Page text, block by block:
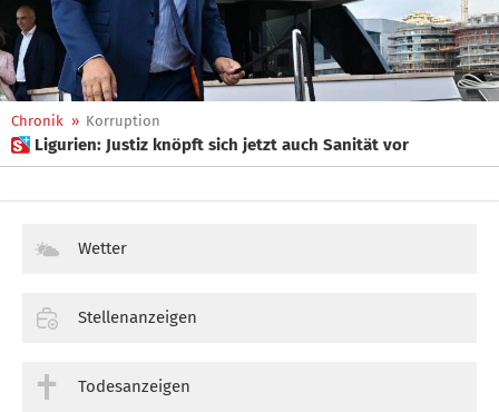
Chronik » Korruption
 Ligurien: Justiz knöpft sich jetzt auch Sanität vor
Wetter
Stellenanzeigen
Todesanzeigen